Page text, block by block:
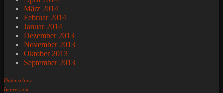
März 2014
Februar 2014
Januar 2014
Dezember 2013
November 2013
Oktober 2013
September 2013
Datenschutz
Impressum